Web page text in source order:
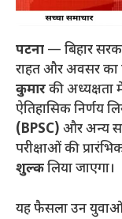
पटना — बिहार
राहत और अवसर का
कुमारकी अध्यक्षता
ऐतिहासिक निर्णय
(BPSC) और अन्य
परीक्षाओं की
शुल्कलिया जाएगा।
यह फैसला उन युवाओं